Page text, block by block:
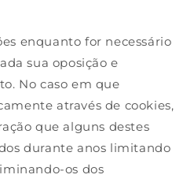
enquanto for necessário
sua oposição e
No caso em que
através de cookies,
que alguns destes
durante anos limitando
os dos